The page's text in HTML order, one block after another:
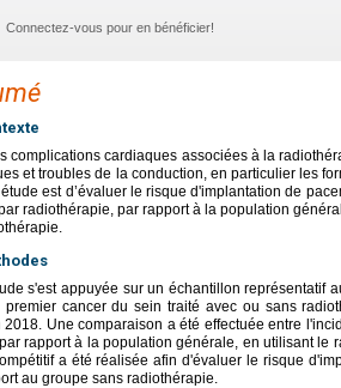
Connectez-vous pour en bénéficier!
complications cardiaques associées à la
et troubles de la conduction, en particulier les
est d’évaluer le risque d'implantation de
radiothérapie, par rapport à la population
s'est appuyée sur un échantillon représentatif
premier cancer du sein traité avec ou sans
2018. Une comparaison a été effectuée entre
rapport à la population générale, en utilisant le
a été réalisée afin d'évaluer le risque
au groupe sans radiothérapie.